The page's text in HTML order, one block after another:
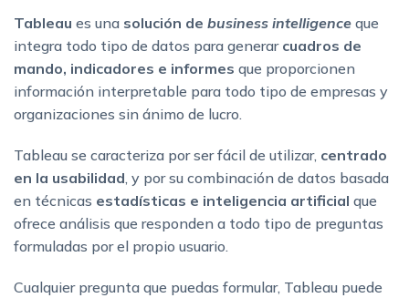
Tableau es una solución de business intelligence que
integra todo tipo de datos para generar cuadros de
mando, indicadores e informes que proporcionen
información interpretable para todo tipo de empresas y
organizaciones sin ánimo de lucro.
Tableau se caracteriza por ser fácil de utilizar, centrado
en la usabilidad , y por su combinación de datos basada
en técnicas estadísticas e inteligencia artificial que
ofrece análisis que responden a todo tipo de preguntas
formuladas por el propio usuario.
Cualquier pregunta que puedas formular, Tableau puede